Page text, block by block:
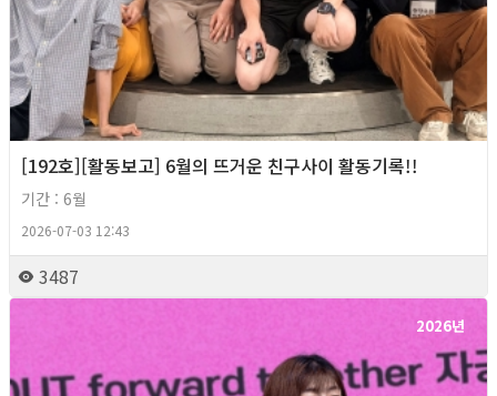
[192호][활동보고] 6월의 뜨거운 친구사이 활동기록!!
기간 : 6월
2026-07-03 12:43
3487
2026년